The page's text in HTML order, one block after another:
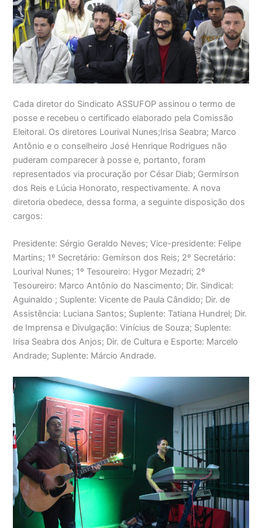
Cada diretor do Sindicato ASSUFOP assinou o termo de
posse e recebeu o certificado elaborado pela Comissão
Eleitoral. Os diretores Lourival Nunes;Irisa Seabra; Marco
Antônio e o conselheiro José Henrique Rodrigues não
puderam comparecer à posse e, portanto, foram
representados via procuração por César Diab; Germírson
dos Reis e Lúcia Honorato, respectivamente. A nova
diretoria obedece, dessa forma, a seguinte disposição dos
cargos:
Presidente: Sérgio Geraldo Neves; Vice-presidente: Felipe
Martins; 1º Secretário: Gemírson dos Reis; 2º Secretário:
Lourival Nunes; 1º Tesoureiro: Hygor Mezadri; 2º
Tesoureiro: Marco Antônio do Nascimento; Dir. Sindical:
Aguinaldo ; Suplente: Vicente de Paula Cândido; Dir. de
Assistência: Luciana Santos; Suplente: Tatiana Hundrel; Dir.
de Imprensa e Divulgação: Vinícius de Souza; Suplente:
Irisa Seabra dos Anjos; Dir. de Cultura e Esporte: Marcelo
Andrade; Suplente: Márcio Andrade.